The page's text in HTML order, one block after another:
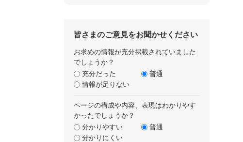
皆さまのご意見をお聞かせください
お求めの情報が充分掲載されていました
でしょうか？
充分だった
普通
情報が足りない
ページの構成や内容、表現はわかりやす
かったでしょうか？
分かりやすい
普通
分かりにくい